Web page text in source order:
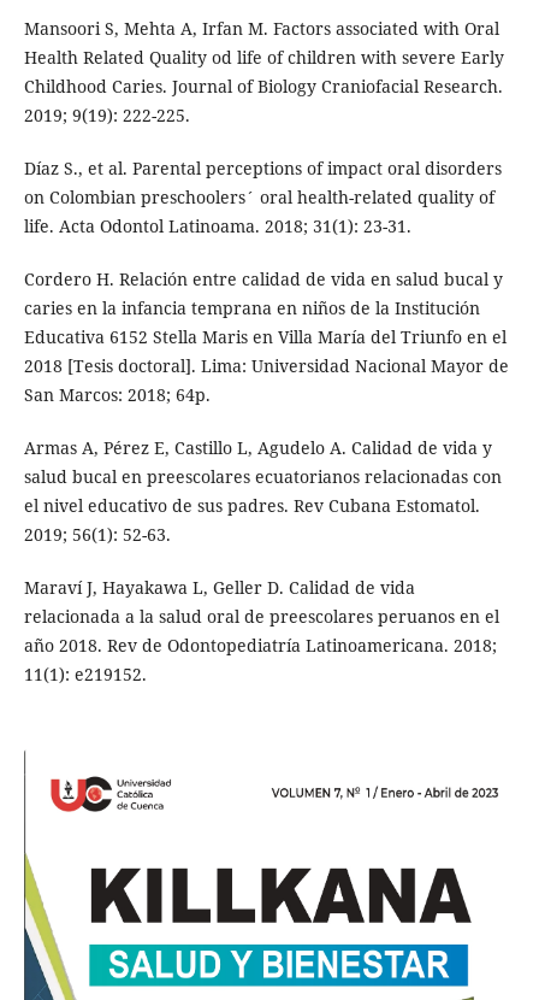
Mansoori S, Mehta A, Irfan M. Factors associated with Oral
Health Related Quality od life of children with severe Early
Childhood Caries. Journal of Biology Craniofacial Research.
2019; 9(19): 222-225.
Díaz S., et al. Parental perceptions of impact oral disorders
on Colombian preschoolers´ oral health-related quality of
life. Acta Odontol Latinoama. 2018; 31(1): 23-31.
Cordero H. Relación entre calidad de vida en salud bucal y
caries en la infancia temprana en niños de la Institución
Educativa 6152 Stella Maris en Villa María del Triunfo en el
2018 [Tesis doctoral]. Lima: Universidad Nacional Mayor de
San Marcos: 2018; 64p.
Armas A, Pérez E, Castillo L, Agudelo A. Calidad de vida y
salud bucal en preescolares ecuatorianos relacionadas con
el nivel educativo de sus padres. Rev Cubana Estomatol.
2019; 56(1): 52-63.
Maraví J, Hayakawa L, Geller D. Calidad de vida
relacionada a la salud oral de preescolares peruanos en el
año 2018. Rev de Odontopediatría Latinoamericana. 2018;
11(1): e219152.